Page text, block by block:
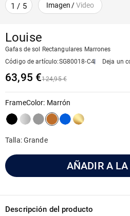
1 / 5 Imagen /Video
Louise
Gafas de sol Rectangulares Marrones
Código de artículo:SG80018-C4 Deja un
63,95 €124,95 €
FrameColor: Marrón
Talla: Grande
AÑADIR A
Descripción del producto